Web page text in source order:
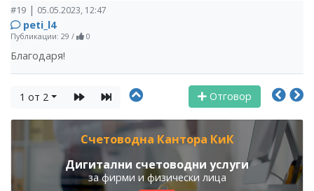
#19 | 05.05.2023, 12:47
peti_l4
Публикации: 29 / 0
Благодаря!
Отговор
1 от 2
Счетоводна Кантора КиК
Дигитални счетоводни услуги
за фирми и физически лица